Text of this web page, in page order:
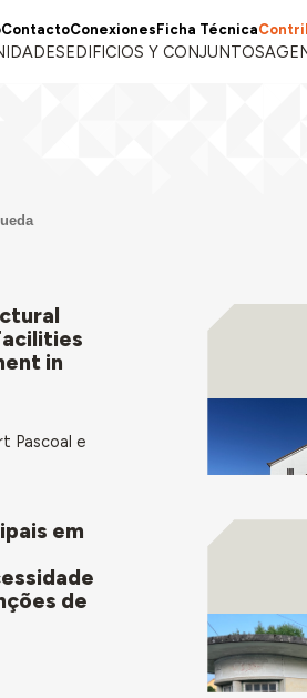
ContactoConexiones Ficha Técnica
EDIFICIOS Y CONJUNTOS
in
Pascoal e
em
de